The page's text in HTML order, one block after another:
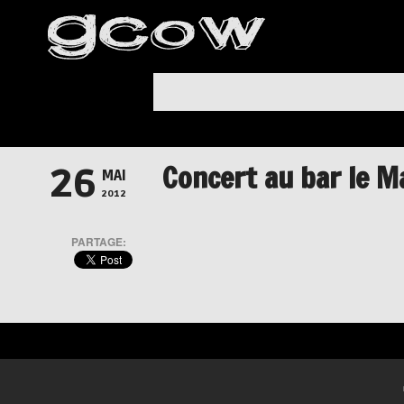
26 MAI
2012
PARTAGE:
Concert au bar le